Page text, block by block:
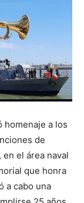
homenaje a los
de
el área naval
que honra
a cabo una